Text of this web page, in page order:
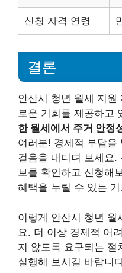
신청 자격 연령
결론
안산시 청년 월세 지원
로운 기회를 제공하고
한 월세에서 주거 안정
여러분! 경제적 부담을
걸음을 내디뎌 보세요.
보를 확인하고 신청해
혜택을 누릴 수 있는
이렇게 안산시 청년 월
요. 더 이상 경제적 어
지 않도록 요구되는 절
실행해 보시길 바랍니